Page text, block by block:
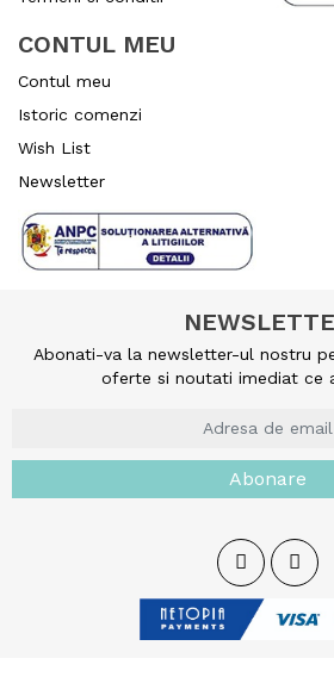
CONTUL MEU
Contul meu
Istoric comenzi
Wish List
Newsletter
Abonati-va la newsletter-ul nostru
oferte si noutati imediat ce
Abonare